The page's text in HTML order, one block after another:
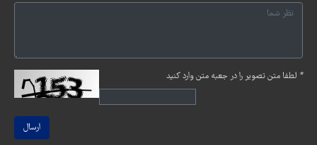
* لطفا متن تصویر را در جعبه متن وارد کنید
ارسال